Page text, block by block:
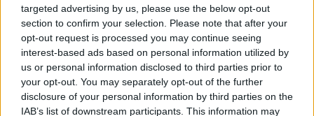
targeted advertising by us, please use the below opt-out
section to confirm your selection. Please note that after your
opt-out request is processed you may continue seeing
interest-based ads based on personal information utilized by
us or personal information disclosed to third parties prior to
your opt-out. You may separately opt-out of the further
disclosure of your personal information by third parties on the
IAB’s list of downstream participants. This information may
L'iperlessia e l'analfabetismo funzionale sono una piaga sociale
Modificato da Laikone il 20/05/2024 alle 12:13:47